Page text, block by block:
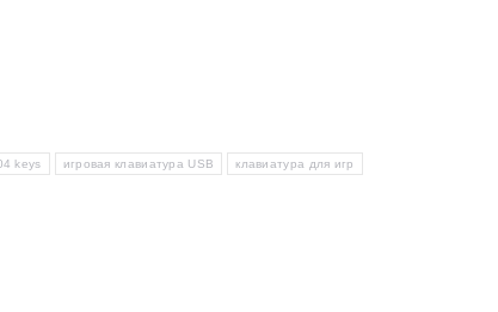
keys игровая клавиатура USB клавиатура для игр